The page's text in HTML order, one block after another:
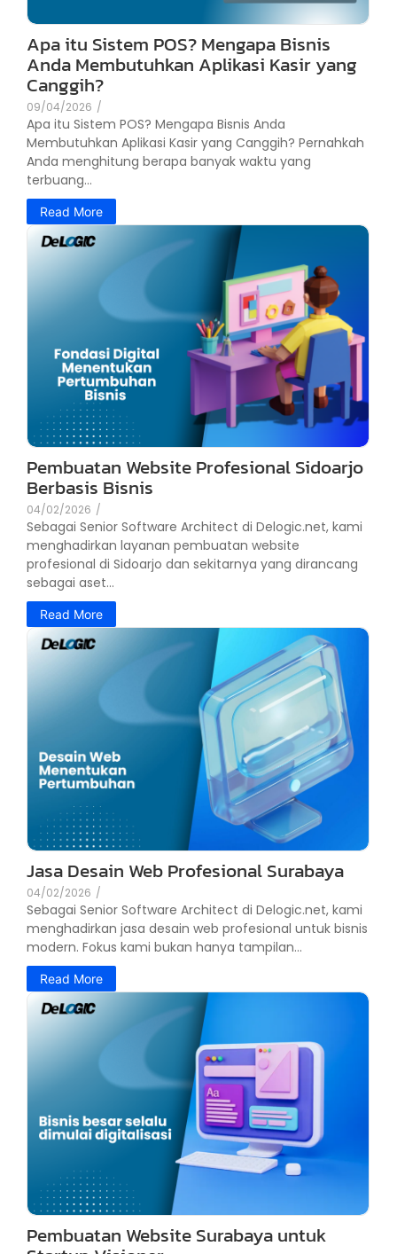
Apa itu Sistem POS? Mengapa Bisnis
Anda Membutuhkan Aplikasi Kasir yang
Canggih?
09/04/2026 /
Apa itu Sistem POS? Mengapa Bisnis Anda
Membutuhkan Aplikasi Kasir yang Canggih? Pernahkah
Anda menghitung berapa banyak waktu yang
terbuang...
Read More
Pembuatan Website Profesional Sidoarjo
Berbasis Bisnis
04/02/2026 /
Sebagai Senior Software Architect di Delogic.net, kami
menghadirkan layanan pembuatan website
profesional di Sidoarjo dan sekitarnya yang dirancang
sebagai aset...
Read More
Jasa Desain Web Profesional Surabaya
04/02/2026 /
Sebagai Senior Software Architect di Delogic.net, kami
menghadirkan jasa desain web profesional untuk bisnis
modern. Fokus kami bukan hanya tampilan...
Read More
Pembuatan Website Surabaya untuk